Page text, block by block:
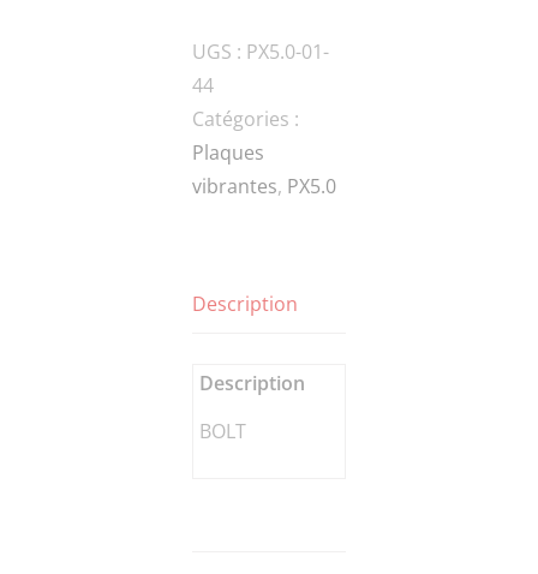
8.8-
1
BOLT
UGS : PX5.0-01-
44
Catégories :
Plaques
vibrantes, PX5.0
Description
Description
BOLT